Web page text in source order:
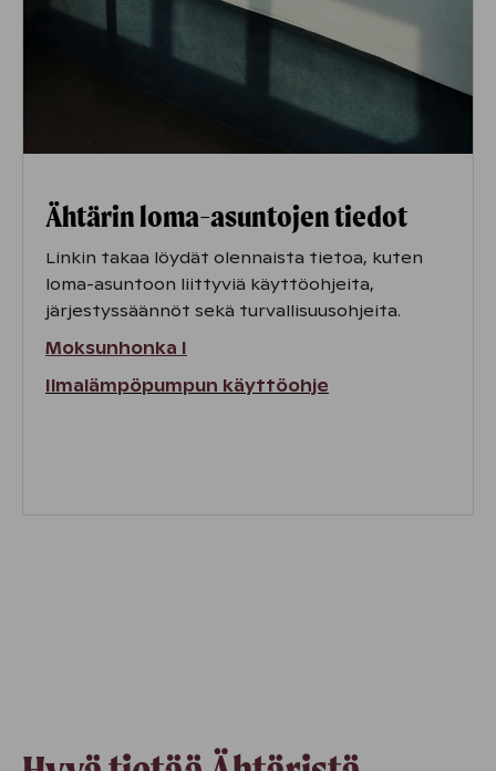
Ähtärinloma-asuntojen tiedot
Linkin takaa löydät olennaista tietoa, kuten
loma-asuntoon liittyviä käyttöohjeita,
järjestyssäännöt sekä turvallisuusohjeita.
Moksunhonka I
Ilmalämpöpumpun käyttöohje